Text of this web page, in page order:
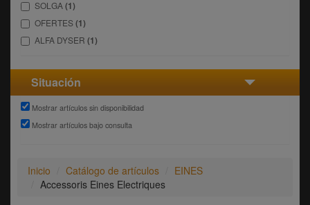
SOLGA(1)
OFERTES(1)
ALFA DYSER (1)
Situación
Mostrar artículos sin disponibilidad
Mostrar artículos bajo consulta
Inicio Catálogo de artículos
EINES
Accessoris Eines Electriques